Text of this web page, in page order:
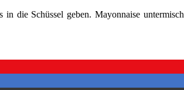
die Schüssel geben. Mayonnaise